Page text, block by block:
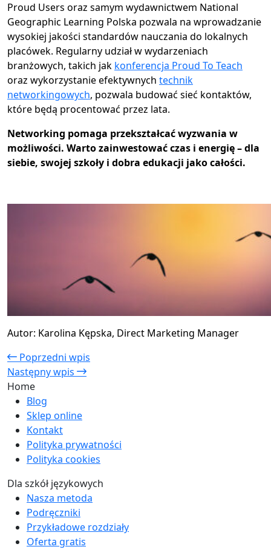
Proud Users oraz samym wydawnictwem National
Geographic Learning Polska pozwala na wprowadzanie
wysokiej jakości standardów nauczania do lokalnych
placówek. Regularny udział w wydarzeniach
branżowych, takich jak konferencja Proud To Teach
oraz wykorzystanie efektywnych technik
networkingowych, pozwala budować sieć kontaktów,
które będą procentować przez lata.
Networking pomaga przekształcać wyzwania w
możliwości. Warto zainwestować czas i energię – dla
siebie, swojej szkoły i dobra edukacji jako całości.
Autor: Karolina Kępska, Direct Marketing Manager
Poprzedni wpis
Następny wpis
Home
Blog
Sklep online
Kontakt
Polityka prywatności
Polityka cookies
Dla szkół językowych
Nasza metoda
Podręczniki
Przykładowe rozdziały
Oferta gratis